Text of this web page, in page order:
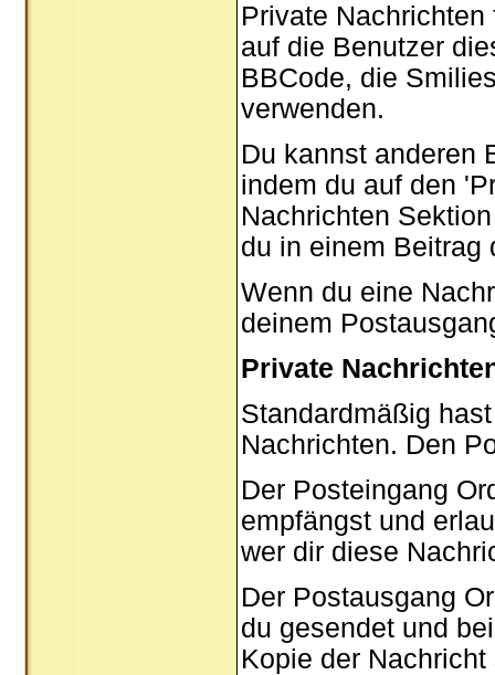
Private
auf die Benutzer
BBCode, die
verwenden.
Du kannst anderen
indem du auf den '
Nachrichten
du in einem
Wenn du eine
deinem
Private
Standardmäßig
Nachrichten. Den
Der Posteingang
empfängst und
wer dir diese
Der Postausgang
du gesendet und
Kopie der